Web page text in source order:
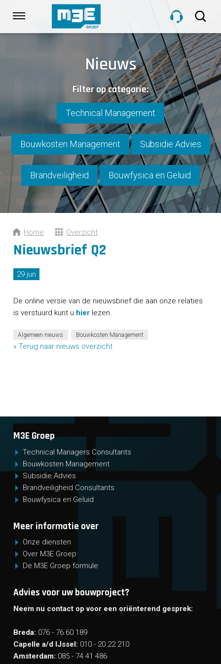
links
PROJECTEN
OVER M3E
NIEUWS
CONTACT
Nieuws
Filter op categorie:
Technical Management
Bouwkosten Management Subsidie Advies
Brandveiligheid Bouwfysica en Geluid
Home Overzicht
Nieuwsbrief Q2
29 jun
De online versie van de nieuwsbrief die aan onze relaties
is verstuurd kunt u hier lezen.
Algemeen nieuws Bouwkosten Management
« Terug naar nieuws overzicht
M3E Groep
Technical Managers Consultants
Bouwkosten Management
Subsidie Advies
Brandveiligheid Consultants
Bouwfysica en Geluid
Meer informatie over
Onze diensten
Over M3E Groep
De M3E Groep formule
Advies voor uw bouwproject?
Neem nu contact op voor een oriënterend gesprek:
Breda: 076 - 76 60 189
Capelle a/d IJssel: 010 - 20 22 210
Amsterdam: 085 - 74 41 486